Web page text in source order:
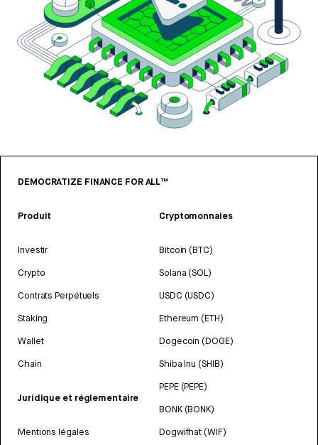
DEMOCRATIZE FINANCE FOR ALL™
Produit
Investir
Crypto
Contrats Perpétuels
Staking
Wallet
Chain
Juridique et réglementaire
Mentions légales
Cryptomonnaies
Bitcoin (BTC)
Solana (SOL)
USDC (USDC)
Ethereum (ETH)
Dogecoin (DOGE)
Shiba Inu (SHIB)
PEPE (PEPE)
BONK (BONK)
Dogwifhat (WIF)